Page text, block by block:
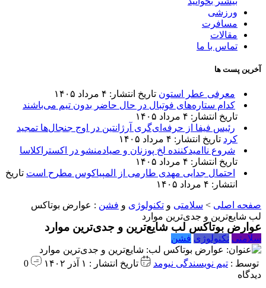
ورزشی
مسافرت
مقالات
تماس با ما
آخرین پست ها
معرفی عطر استون تاریخ انتشار: ۴ مرداد ۱۴۰۵
کدام ستاره‌های فوتبال در حال حاضر بدون تیم می‌باشند
تاریخ انتشار: ۴ مرداد ۱۴۰۵
رئیس فیفا از حرفه‌ای‌گری آرژانتین در اوج جنجال‌ها تمجید
کرد تاریخ انتشار: ۴ مرداد ۱۴۰۵
شروع ناامیدکننده لخ پوزنان و صیادمنشو در اکستراکلاسا
تاریخ انتشار: ۴ مرداد ۱۴۰۵
احتمال جدایی مهدی طارمی از المپیاکوس مطرح است تاریخ
انتشار: ۴ مرداد ۱۴۰۵
صفحه اصلی > سلامتی و تکنولوژی و فشن : عوارض بوتاکس
لب شایع‌ترین و جدی‌ترین موارد
عوارض بوتاکس لب شایع‌ترین و جدی‌ترین موارد
سلامتی تکنولوژی فشن
توسط : تیم نویسندگی نیومد تاریخ انتشار : ۱ آذر ۱۴۰۲
0
دیدگاه